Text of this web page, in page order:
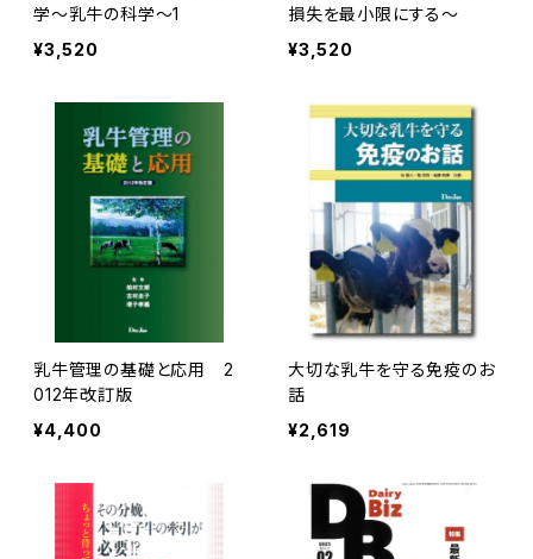
学～乳牛の科学～1
¥3,520
損失を最小限にする～
¥3,520
乳牛管理の基礎と応用 2
012年改訂版
¥4,400
大切な乳牛を守る免疫のお
話
¥2,619